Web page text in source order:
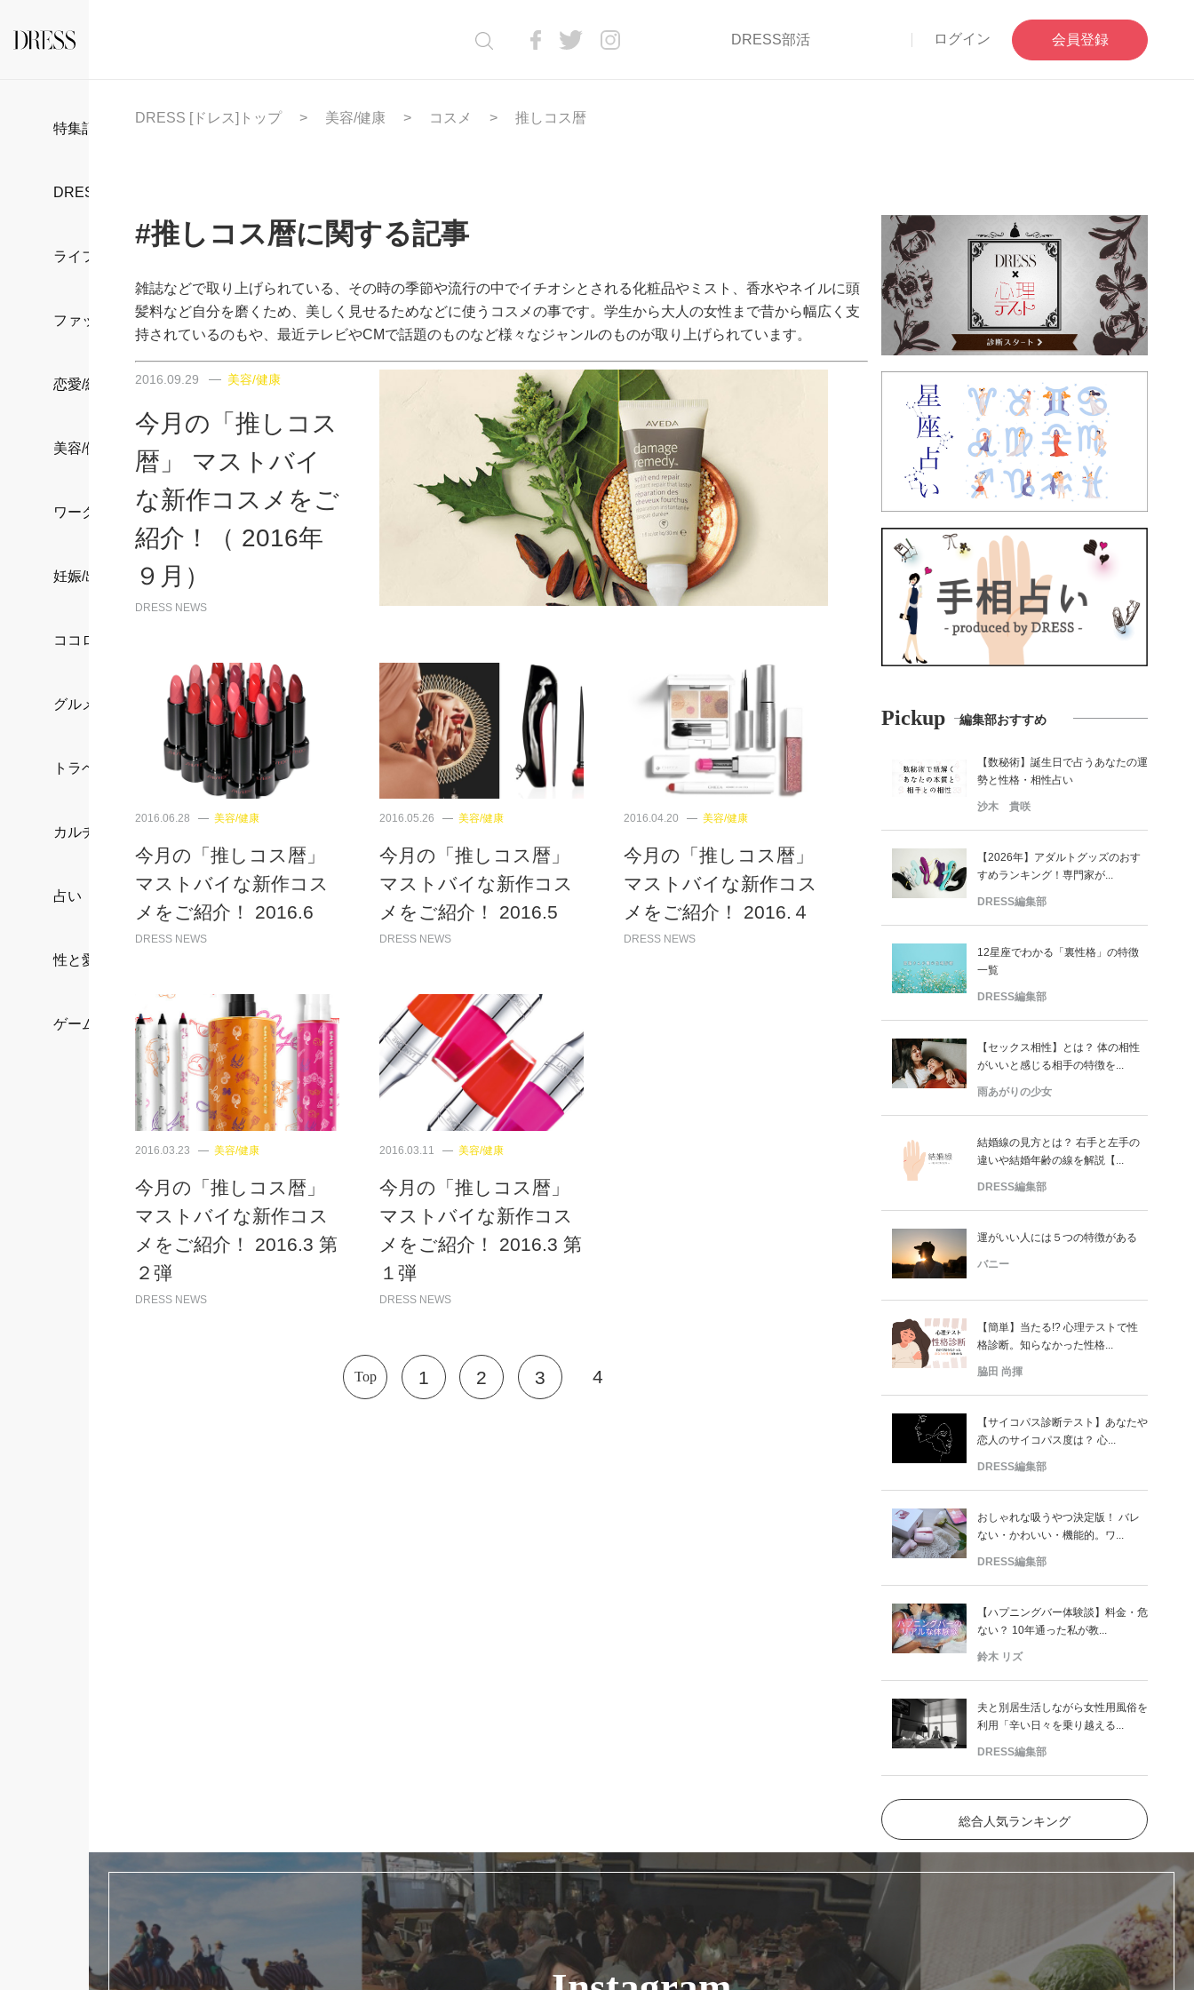
DRESS部活 ログイン 会員登録
特集記事
DRESS部活
ライフスタイル
ファッション
恋愛/結婚/離婚
美容/健康
ワークスタイル
妊娠/出産/家族
ココロ/カラダ
グルメ
トラベル
カルチャー/エンタメ
占い
性と愛
ゲーム
DRESS [ドレス]トップ 美容/健康 コスメ 推しコス暦
#推しコス暦に関する記事
雑誌などで取り上げられている、その時の季節や流行の中でイチオシとされる化粧品やミスト、香水やネイルに頭
髪料など自分を磨くため、美しく見せるためなどに使うコスメの事です。学生から大人の女性まで昔から幅広く支
持されているのもや、最近テレビやCMで話題のものなど様々なジャンルのものが取り上げられています。
2016.09.29 美容/健康
今月の「推しコス
暦」 マストバイ
な新作コスメをご
紹介！（ 2016年
９月）
DRESS NEWS
2016.06.28 美容/健康
今月の「推しコス暦」
マストバイな新作コス
メをご紹介！ 2016.6
DRESS NEWS
2016.05.26 美容/健康
今月の「推しコス暦」
マストバイな新作コス
メをご紹介！ 2016.5
DRESS NEWS
2016.04.20 美容/健康
今月の「推しコス暦」
マストバイな新作コス
メをご紹介！ 2016.４
DRESS NEWS
2016.03.23 美容/健康
今月の「推しコス暦」
マストバイな新作コス
メをご紹介！ 2016.3 第
２弾
DRESS NEWS
2016.03.11 美容/健康
今月の「推しコス暦」
マストバイな新作コス
メをご紹介！ 2016.3 第
１弾
DRESS NEWS
Top 1 2 3 4
Pickup 編集部おすすめ
【数秘術】誕生日で占うあなたの運
勢と性格・相性占い
沙木 貴咲
【2026年】アダルトグッズのおす
すめランキング！専門家が...
DRESS編集部
12星座でわかる「裏性格」の特徴
一覧
DRESS編集部
【セックス相性】とは？ 体の相性
がいいと感じる相手の特徴を...
雨あがりの少女
結婚線の見方とは？ 右手と左手の
違いや結婚年齢の線を解説【...
DRESS編集部
運がいい人には５つの特徴がある
バニー
【簡単】当たる!? 心理テストで性
格診断。知らなかった性格...
脇田 尚揮
【サイコパス診断テスト】あなたや
恋人のサイコパス度は？ 心...
DRESS編集部
おしゃれな吸うやつ決定版！ バレ
ない・かわいい・機能的。ワ...
DRESS編集部
【ハプニングバー体験談】料金・危
ない？ 10年通った私が教...
鈴木 リズ
夫と別居生活しながら女性用風俗を
利用「辛い日々を乗り越える...
DRESS編集部
総合人気ランキング